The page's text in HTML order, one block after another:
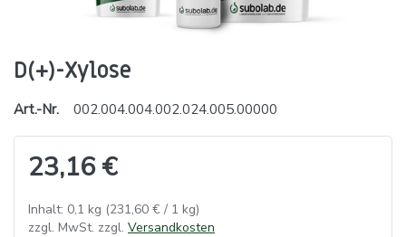
D(+)-Xylose
Art.-Nr. 002.004.004.002.024.005.00000
23,16 €
Inhalt: 0,1 kg (231,60 € / 1 kg)
zzgl. MwSt. zzgl. Versandkosten